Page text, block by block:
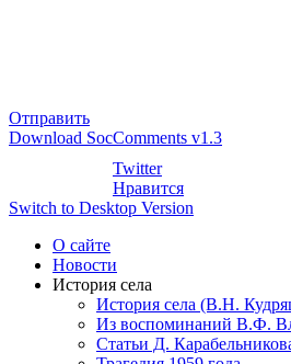
Отправить
Download SocComments v1.3
Twitter
Нравится
Switch to Desktop Version
О сайте
Новости
История села
История села (В.Н.
Из воспоминаний В.Ф.
Статьи Д.